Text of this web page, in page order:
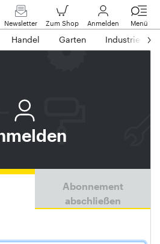
Newsletter Zum Shop Anmelden Menü
Handel Garten Industrie
Abonnement
abschließen